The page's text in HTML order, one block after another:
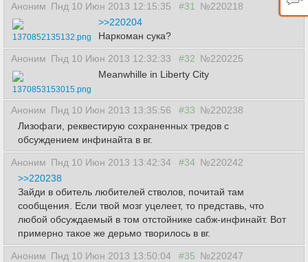
Аноним Пнд 10 Июн 2013 12:15:35 #31 №220218
1370852135132.png
>>220204
Наркоман сука?
Аноним Пнд 10 Июн 2013 12:32:33 #32 №220225
1370853153015.png
Meanwhille in Liberty City
Аноним Пнд 10 Июн 2013 13:35:56 #33 №220238
Лизофаги, реквестирую сохраненных тредов с
обсуждением инфинайта в вг.
Аноним Пнд 10 Июн 2013 13:42:34 #34 №220242
>>220238
Зайди в обитель любителей стволов, почитай там
сообщения. Если твой мозг уцелеет, то представь, что
любой обсуждаемый в том отстойнике сабж-инфинайт. Вот
примерно такое же дерьмо творилось в вг.
Аноним Пнд 10 Июн 2013 13:50:04 #35 №220247